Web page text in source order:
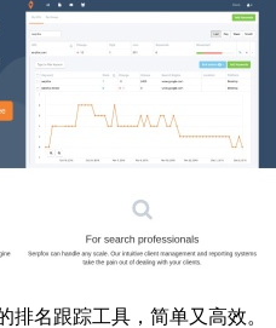
排名跟踪工具，简单又高效。